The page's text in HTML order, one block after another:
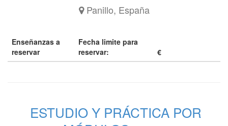
Panillo, España
Enseñanzas a
reservar
Fecha limite para
reservar:
€
ESTUDIO Y PRÁCTICA POR